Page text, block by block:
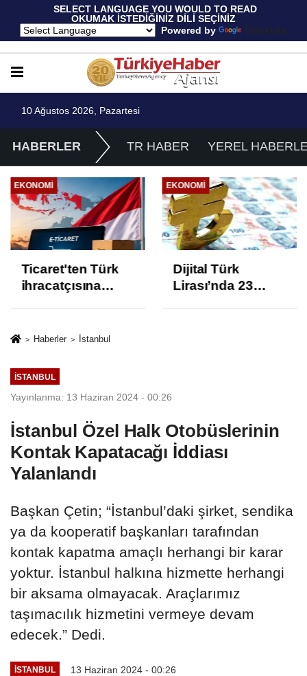
SELECT LANGUAGE YOU WOULD TO READ
OKUMAK İSTEDİĞİNİZ DİLİ SEÇİNİZ
Powered by
Translate
10 Ağustos 2026, Pazartesi
HABERLER TR HABER YEREL
EKONOMI
Ticaret'ten Türk
ihracatçısına
EKONOMI
Dijital Türk
Lirası’nda 23
Haberler İstanbul
İSTANBUL
Yayınlanma: 13 Haziran 2024 - 00:26
İstanbul Özel Halk Otobüslerinin
Kontak Kapatacağı İddiası
Yalanlandı
Başkan Çetin; “İstanbul’daki şirket, sendika
ya da kooperatif başkanları tarafından
kontak kapatma amaçlı herhangi bir karar
yoktur. İstanbul halkına hizmette herhangi
bir aksama olmayacak. Araçlarımız
taşımacılık hizmetini vermeye devam
edecek.” Dedi.
İSTANBUL 13 Haziran 2024 - 00:26